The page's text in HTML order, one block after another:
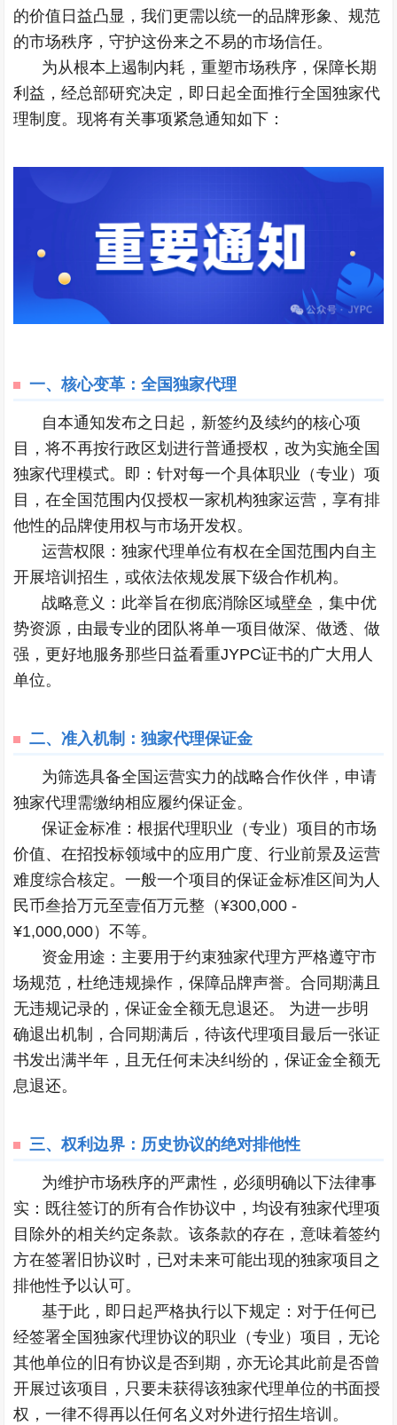
的价值日益凸显，我们更需以统一的品牌形象、规范
的市场秩序，守护这份来之不易的市场信任。
为从根本上遏制内耗，重塑市场秩序，保障长期
利益，经总部研究决定，即日起全面推行全国独家代
理制度。现将有关事项紧急通知如下：
一、核心变革：全国独家代理
自本通知发布之日起，新签约及续约的核心项
目，将不再按行政区划进行普通授权，改为实施全国
独家代理模式。即：针对每一个具体职业（专业）项
目，在全国范围内仅授权一家机构独家运营，享有排
他性的品牌使用权与市场开发权。
运营权限：独家代理单位有权在全国范围内自主
开展培训招生，或依法依规发展下级合作机构。
战略意义：此举旨在彻底消除区域壁垒，集中优
势资源，由最专业的团队将单一项目做深、做透、做
强，更好地服务那些日益看重JYPC证书的广大用人
单位。
二、准入机制：独家代理保证金
为筛选具备全国运营实力的战略合作伙伴，申请
独家代理需缴纳相应履约保证金。
保证金标准：根据代理职业（专业）项目的市场
价值、在招投标领域中的应用广度、行业前景及运营
难度综合核定。一般一个项目的保证金标准区间为人
民币叁拾万元至壹佰万元整（¥300,000 -
¥1,000,000）不等。
资金用途：主要用于约束独家代理方严格遵守市
场规范，杜绝违规操作，保障品牌声誉。合同期满且
无违规记录的，保证金全额无息退还。 为进一步明
确退出机制，合同期满后，待该代理项目最后一张证
书发出满半年，且无任何未决纠纷的，保证金全额无
息退还。
三、权利边界：历史协议的绝对排他性
为维护市场秩序的严肃性，必须明确以下法律事
实：既往签订的所有合作协议中，均设有独家代理项
目除外的相关约定条款。该条款的存在，意味着签约
方在签署旧协议时，已对未来可能出现的独家项目之
排他性予以认可。
基于此，即日起严格执行以下规定：对于任何已
经签署全国独家代理协议的职业（专业）项目，无论
其他单位的旧有协议是否到期，亦无论其此前是否曾
开展过该项目，只要未获得该独家代理单位的书面授
权，一律不得再以任何名义对外进行招生培训。